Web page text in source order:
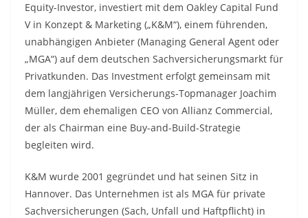
Equity-Investor, investiert mit dem Oakley Capital Fund
V in Konzept & Marketing („K&M“), einem führenden,
unabhängigen Anbieter (Managing General Agent oder
„MGA“) auf dem deutschen Sachversicherungsmarkt für
Privatkunden. Das Investment erfolgt gemeinsam mit
dem langjährigen Versicherungs-Topmanager Joachim
Müller, dem ehemaligen CEO von Allianz Commercial,
der als Chairman eine Buy-and-Build-Strategie
begleiten wird.
K&M wurde 2001 gegründet und hat seinen Sitz in
Hannover. Das Unternehmen ist als MGA für private
Sachversicherungen (Sach, Unfall und Haftpflicht) in